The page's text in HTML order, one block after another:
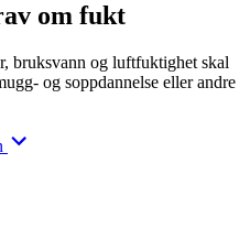
om fukt
bruksvann og luftfuktighet skal
og soppdannelse eller andre